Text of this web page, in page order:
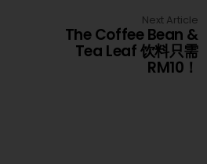
Next Article
The Coffee Bean &
Tea Leaf 饮料只需
RM10！